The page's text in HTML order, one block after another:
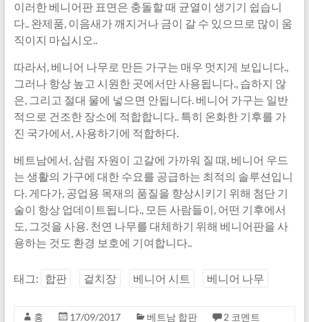
이러한 베니어판 표면은 충돌할 때 균열이 생기기 쉽습니
다.. 완제품, 이음새가 깨지거나 금이 갈 수 있으므로 많이 움
직이지 마십시오..
따라서, 베니어 나무로 만든 가구는 매우 멋지게 보입니다.,
그러나 항상 높고 시원한 곳에서만 사용됩니다., 습하지 않
은, 그리고 절대 물에 넣으면 안됩니다. 베니어 가구는 일반
적으로 건조한 장소에 적합합니다.. 특히 온화한 기후를 가
진 국가에서, 사용하기에 적합하다.
베트남에서, 삼림 자원이 고갈에 가까워 질 때, 베니어 우드
는 생활의 가구에 대한 수요를 공급하는 최적의 솔루션입니
다. 게다가, 공업용 목재의 품질을 향상시키기 위해 첨단 기
술이 항상 업데이트됩니다., 모든 사람들이, 어떤 기후에서
도, 그것을 사용. 천연 나무를 대체하기 위해 베니어판을 사
용하는 것도 환경 보호에 기여합니다..
태그: 합판 겉치장 베니어 시트 베니어 나무
홍 17/09/2017 베트남 합판 2 코멘트